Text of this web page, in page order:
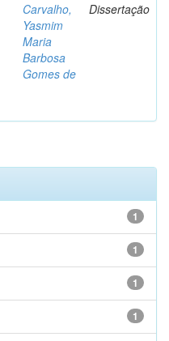
Carvalho,
Yasmim
Maria
Barbosa
Gomes de
Dissertação
1
1
1
1